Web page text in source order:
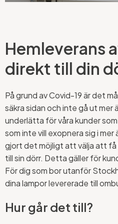
Hemleverans
direkt till din
På grund av Covid-19 är det
säkra sidan och inte gå ut
underlätta för våra kunder
som inte vill exopnera sig i
gjort det möjligt att välja att
till sin dörr. Detta gäller för
För dig som bor utanför
dina lampor levererade till
Hur går det till?